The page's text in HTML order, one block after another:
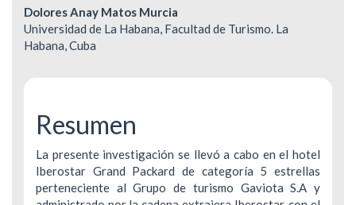
Contenido
principal
Dolores Anay Matos Murcia
Universidad de La Habana, Facultad de Turismo. La
Habana, Cuba
Resumen
La presente investigación se llevó a cabo en el hotel
Iberostar Grand Packard de categoría 5 estrellas
perteneciente al Grupo de turismo Gaviota S.A y